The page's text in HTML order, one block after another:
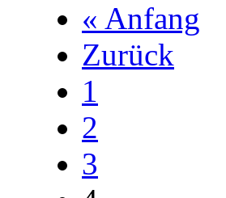
« Anfang
Zurück
1
2
3